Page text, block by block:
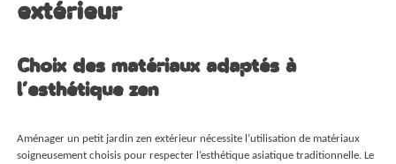
extérieur
Choix des matériaux adaptés à
l’esthétique zen
Aménager un petit jardin zen extérieur nécessite l’utilisation de matériaux
soigneusement choisis pour respecter l’esthétique asiatique traditionnelle. Le